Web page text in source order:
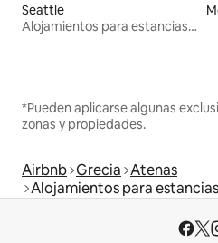
Seattle
Alojamientos para estancias largas
*Pueden aplicarse algunas
zonas y propiedades.
Airbnb Grecia Atenas
Alojamientos para